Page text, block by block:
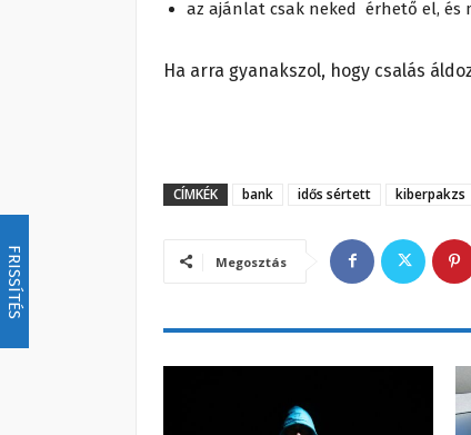
FRISSÍTÉS
az ajánlat csak neked érhető el, és
Ha arra gyanakszol, hogy csalás
CÍMKÉK bank idős sértett kiberpakzs
Megosztás